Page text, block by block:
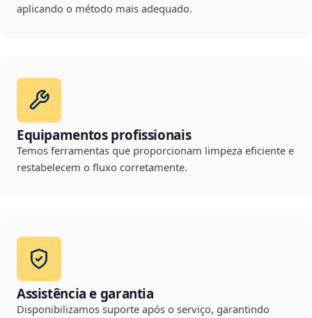
aplicando o método mais adequado.
Equipamentos profissionais
Temos ferramentas que proporcionam limpeza eficiente e
restabelecem o fluxo corretamente.
Assistência e garantia
Disponibilizamos suporte após o serviço, garantindo